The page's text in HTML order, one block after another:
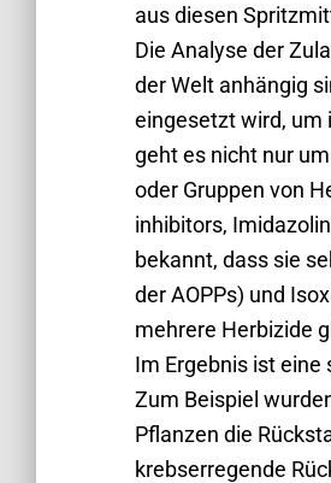
aus diesen
Die Analyse der
der Welt anhängig
eingesetzt wird, um
geht es nicht nur
oder Gruppen von
inhibitors,
bekannt, dass sie
der AOPPs) und
mehrere Herbizide
Im Ergebnis ist
Zum Beispiel
Pflanzen die
krebserregende